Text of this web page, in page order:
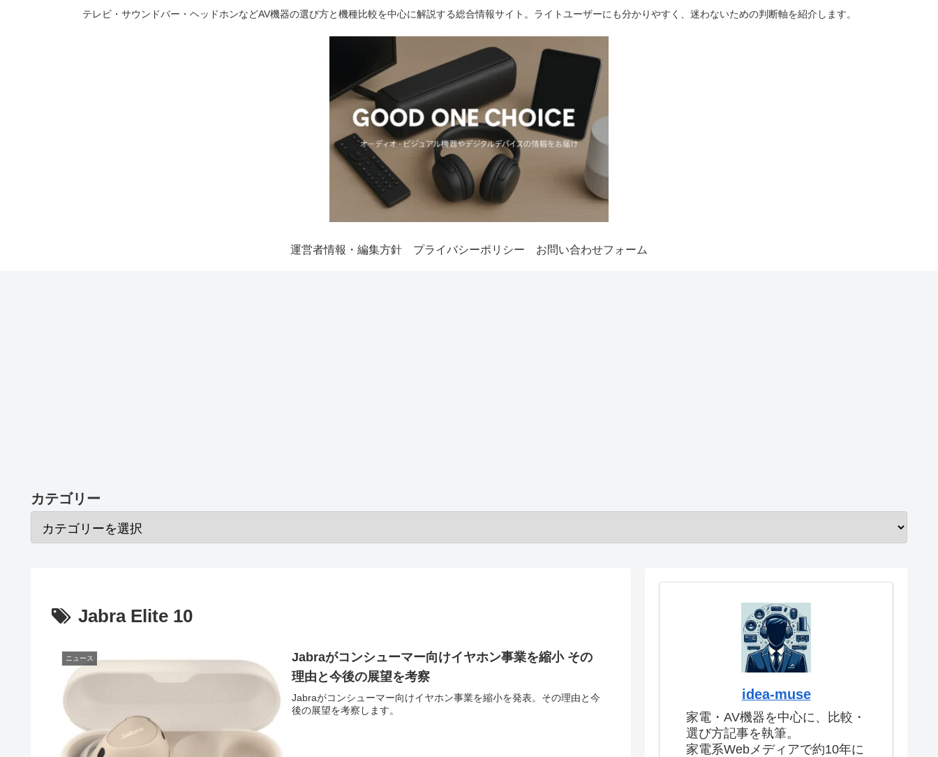
テレビ・サウンドバー・ヘッドホンなどAV機器の選び方と機種比較を中心に解説する総合情報サイト。ライトユーザーにも分かりやすく、迷わないための判断軸を紹介します。
運営者情報・編集方針 プライバシーポリシー お問い合わせフォーム
カテゴリー
Jabra Elite 10
ニュース
Jabraがコンシューマー向けイヤホン事業を縮小 その
理由と今後の展望を考察
Jabraがコンシューマー向けイヤホン事業を縮小を発表。その理由と今
後の展望を考察します。
idea-muse
家電・AV機器を中心に、比較・
選び方記事を執筆。
家電系Webメディアで約10年に